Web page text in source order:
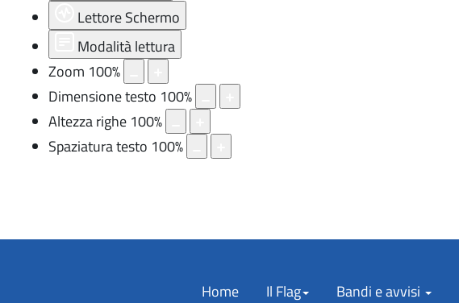
Lettore Schermo
Modalità lettura
Zoom 100%
Dimensione testo 100%
Altezza righe 100%
Spaziatura testo 100%
Home Il Flag Bandi e avvisi